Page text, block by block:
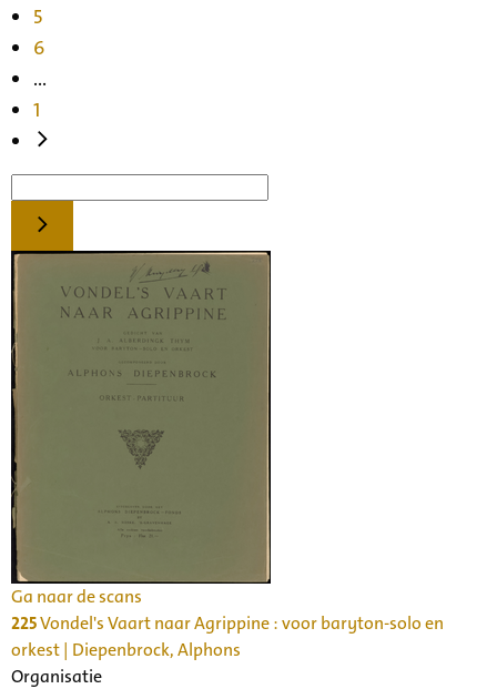
5
6
...
1
Ga naar de scans
225Vondel's Vaart naar Agrippine : voor baryton-solo en
orkest | Diepenbrock, Alphons
Organisatie